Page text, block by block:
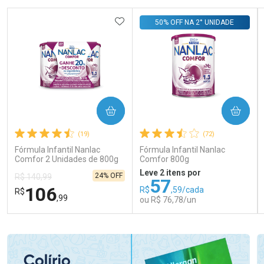
(19)
Fórmula Infantil Nanlac
Comfor 2 Unidades de 800g
R$ 140,99
R$106,99
24% OFF
ADICIONAR AOS FAVORITOS
COMPRAR
(72)
Fórmula Infantil Nanlac
Comfor 800g
50% OFF NA 2° UNIDADE
Leve 2 itens por
R$57,59/cada
ou R$ 76,78/un
COMPRAR
Laboratório
Por Menos